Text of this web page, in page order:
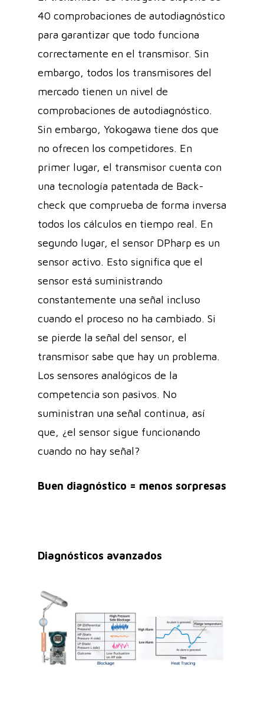
40 comprobaciones de autodiagnóstico
para garantizar que todo funciona
correctamente en el transmisor. Sin
embargo, todos los transmisores del
mercado tienen un nivel de
comprobaciones de autodiagnóstico.
Sin embargo, Yokogawa tiene dos que
no ofrecen los competidores. En
primer lugar, el transmisor cuenta con
una tecnología patentada de Back-
check que comprueba de forma inversa
todos los cálculos en tiempo real. En
segundo lugar, el sensor DPharp es un
sensor activo. Esto significa que el
sensor está suministrando
constantemente una señal incluso
cuando el proceso no ha cambiado. Si
se pierde la señal del sensor, el
transmisor sabe que hay un problema.
Los sensores analógicos de la
competencia son pasivos. No
suministran una señal continua, así
que, ¿el sensor sigue funcionando
cuando no hay señal?
Buen diagnóstico = menos sorpresas
Diagnósticos avanzados